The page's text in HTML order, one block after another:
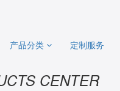
产品分类 定制服务
CENTER